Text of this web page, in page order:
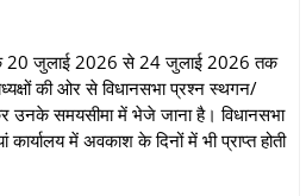
20 जुलाई 2026 से 24 जुलाई 2026 तक
की ओर से विधानसभा प्रश्न स्थगन/
उनके समयसीमा में भेजे जाना है। विधानसभा
में अवकाश के दिनों में भी प्राप्त होती